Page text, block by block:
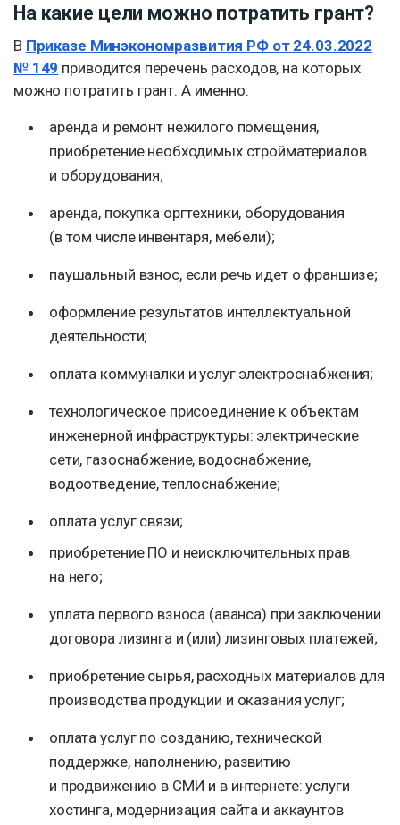
На какие цели можно потратить грант?
В Приказе Минэкономразвития РФ от 24.03.2022
№ 149 приводится перечень расходов, на которых
можно потратить грант. А именно:
аренда и ремонт нежилого помещения,
приобретение необходимых стройматериалов
и оборудования;
аренда, покупка оргтехники, оборудования
(в том числе инвентаря, мебели);
паушальный взнос, если речь идет о франшизе;
оформление результатов интеллектуальной
деятельности;
оплата коммуналки и услуг электроснабжения;
технологическое присоединение к объектам
инженерной инфраструктуры: электрические
сети, газоснабжение, водоснабжение,
водоотведение, теплоснабжение;
оплата услуг связи;
приобретение ПО и неисключительных прав
на него;
уплата первого взноса (аванса) при заключении
договора лизинга и (или) лизинговых платежей;
приобретение сырья, расходных материалов для
производства продукции и оказания услуг;
оплата услуг по созданию, технической
поддержке, наполнению, развитию
и продвижению в СМИ и в интернете: услуги
хостинга, модернизация сайта и аккаунтов